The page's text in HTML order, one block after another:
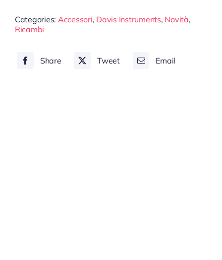
2
Categories: Accessori, Davis Instruments, Novità,
Ricambi
Share Tweet Email